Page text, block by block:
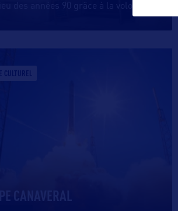
des années 90 grâce à la volonté
CULTUREL
CANAVERAL